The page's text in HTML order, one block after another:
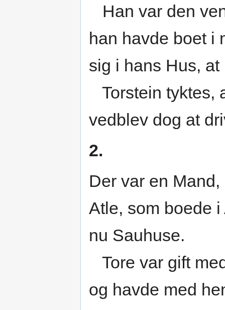
Han var den
han havde boet i
sig i hans Hus,
Torstein tyktes,
vedblev dog at
2.
Der var en
Atle, som boede
nu Sauhuse.
Tore var gift
og havde med